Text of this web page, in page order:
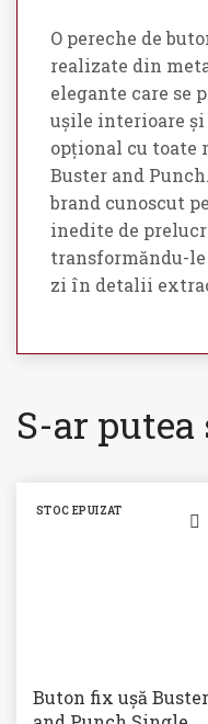
O pereche de
realizate din
elegante care se
ușile interioare
opțional cu toate
Buster and
brand cunoscut
inedite de
transformăndu-
zi în detalii
S-ar
STOC EPUIZAT
Buton fix ușă Buster